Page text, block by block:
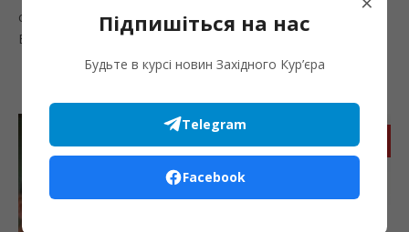
сторінку Івано-Франківської обласної прокуратури.
Встановлено, що під...
Запис
Підпишіться на нас
Будьте в курсі новин Західного Кур’єра
Telegram
Facebook